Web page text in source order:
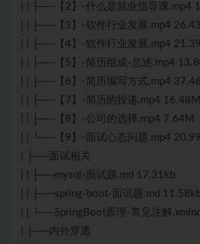
| | ├──【2】-什么是就业指导课.mp4
| | ├──【3】-软件行业发展.mp4
| | ├──【4】-软件行业发展.mp4
| | ├──【5】-简历组成-总述.mp4
| | ├──【6】-简历编写方式.mp4
| | ├──【7】-简历的投递.mp4 16.48M
| | ├──【8】-公司的选择.mp4 7.64M
| | └──【9】-面试心态问题.mp4
| ├──面试相关
| | ├──mysql-面试题.md 17.31kb
| | ├──spring-boot-面试题.md
| | └──SpringBoot原理-常见注解
| ├──内外穿透